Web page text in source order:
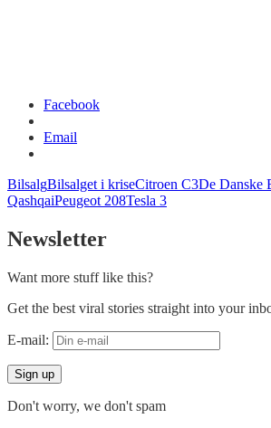
Facebook
Email
BilsalgBilsalget i kriseCitroen C3De Danske
QashqaiPeugeot 208Tesla 3
Newsletter
Want more stuff like this?
Get the best viral stories straight into your
E-mail:
Don't worry, we don't spam